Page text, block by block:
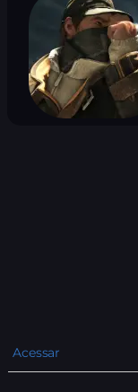
Acessar